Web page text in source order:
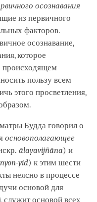
осознавания
из первичного
факторов.
осознавание,
которое
происходящем
пользу всем
этого просветления,
Будда говорил о
основополагающее
ālayavijñāna) и
nyon-yid) к этим шести
неясно в процессе
основой для
служит основой всех